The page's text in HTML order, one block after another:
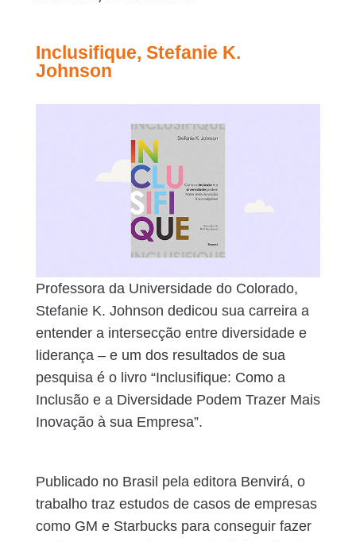
Inclusifique, Stefanie K.
Johnson
Professora da Universidade do Colorado,
Stefanie K. Johnson dedicou sua carreira a
entender a intersecção entre diversidade e
liderança – e um dos resultados de sua
pesquisa é o livro “Inclusifique: Como a
Inclusão e a Diversidade Podem Trazer Mais
Inovação à sua Empresa”.
Publicado no Brasil pela editora Benvirá, o
trabalho traz estudos de casos de empresas
como GM e Starbucks para conseguir fazer